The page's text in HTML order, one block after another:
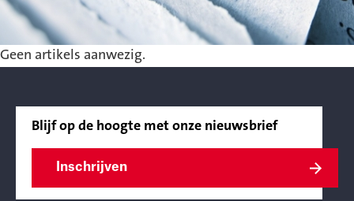
Geen artikels aanwezig.
Blijf op de hoogte met onze nieuwsbrief
Inschrijven